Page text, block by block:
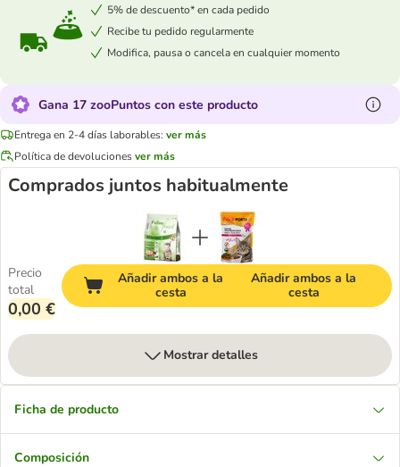
5% de descuento* en cada pedido
Recibe tu pedido regularmente
Modifica, pausa o cancela en cualquier momento
Gana 17 zooPuntos con este producto
Entrega en 2-4 días laborables: ver más
Política de devolucionesver más
Comprados juntos habitualmente
Precio
total
0,00 €
Añadir ambos a la
cesta
Añadir ambos a la
cesta
Mostrar detalles
Ficha de producto
Composición